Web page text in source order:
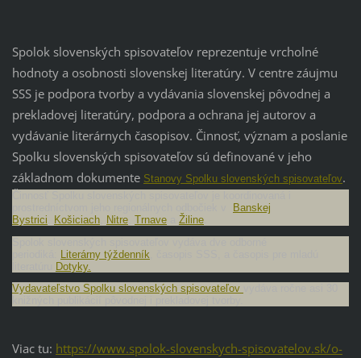
Spolok slovenských spisovateľov reprezentuje vrcholné
hodnoty a osobnosti slovenskej literatúry. V centrezáujmu
SSS je podpora tvorby a vydávania slovenskej pôvodnej a
prekladovej literatúry, podpora a ochrana jej autorov a
vydávanie literárnych časopisov. Činnosť, význam a poslanie
Spolku slovenských spisovateľov sú definované v jeho
základnom dokumente Stanovy Spolku slovenských spisovateľov.
Banskej
Bystrici
Košiciach, Nitre, Trnavea Žiline.
Literárny týždenník
Dotyky.
Vydavateľstvo Spolku slovenských spisovateľov
Viac tu: https://www.spolok-slovenskych-spisovatelov.sk/o-